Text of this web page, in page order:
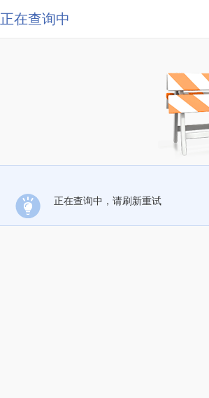
正在查询中
正在查询中，请刷新重试